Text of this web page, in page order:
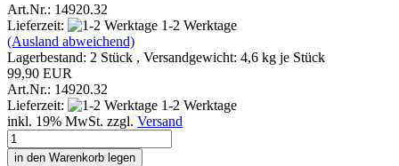
Art.Nr.: 14920.32
Lieferzeit:
1-2 Werktage
(Ausland abweichend)
Lagerbestand: 2 Stück , Versandgewicht: 4,6 kg je Stück
99,90 EUR
Art.Nr.: 14920.32
Lieferzeit:
1-2 Werktage
inkl. 19% MwSt. zzgl. Versand
in den Warenkorb legen